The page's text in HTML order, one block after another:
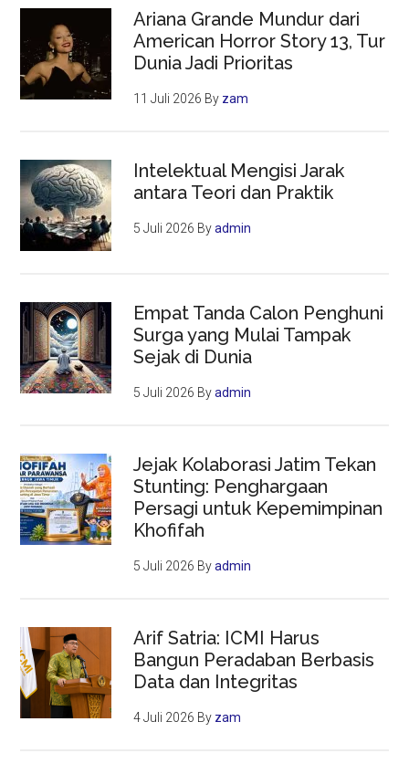
Ariana Grande Mundur dari
American Horror Story 13, Tur
Dunia Jadi Prioritas
11 Juli 2026 By zam
Intelektual Mengisi Jarak
antara Teori dan Praktik
5 Juli 2026 Byadmin
Empat Tanda Calon Penghuni
Surga yang Mulai Tampak
Sejak di Dunia
5 Juli 2026 Byadmin
Jejak Kolaborasi Jatim Tekan
Stunting: Penghargaan
Persagi untuk Kepemimpinan
Khofifah
5 Juli 2026 Byadmin
Arif Satria: ICMI Harus
Bangun Peradaban Berbasis
Data dan Integritas
4 Juli 2026 By zam